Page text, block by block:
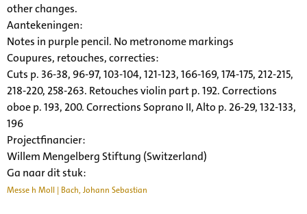
other changes.
Aantekeningen:
Notes in purple pencil. No metronome markings
Coupures, retouches, correcties:
Cuts p. 36-38, 96-97, 103-104, 121-123, 166-169, 174-175, 212-215,
218-220, 258-263. Retouches violin part p. 192. Corrections
oboe p. 193, 200. Corrections Soprano II, Alto p. 26-29, 132-133,
196
Projectfinancier:
Willem Mengelberg Stiftung (Switzerland)
Ga naar dit stuk:
Messe h Moll | Bach, Johann Sebastian